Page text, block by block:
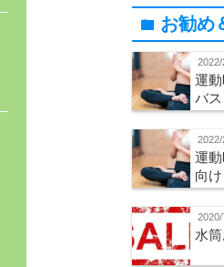
folder お勧め
2022/
運
バス
2022/
運
向け
2020/
水